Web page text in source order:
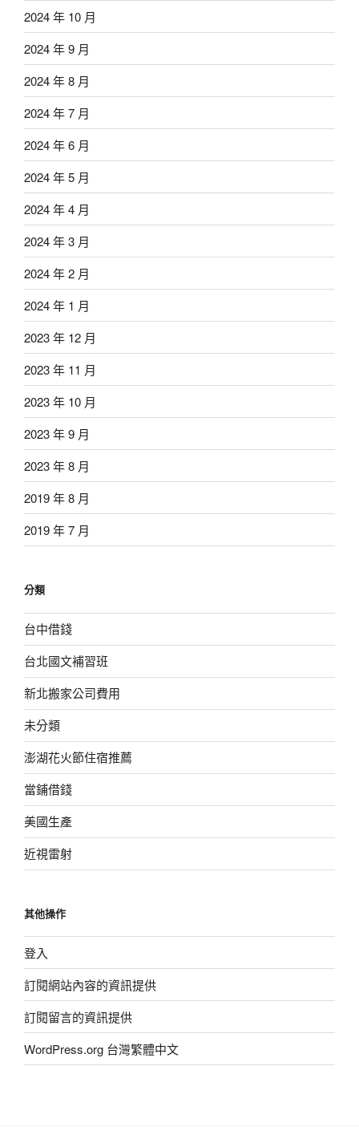
2024 年 10 月
2024 年 9 月
2024 年 8 月
2024 年 7 月
2024 年 6 月
2024 年 5 月
2024 年 4 月
2024 年 3 月
2024 年 2 月
2024 年 1 月
2023 年 12 月
2023 年 11 月
2023 年 10 月
2023 年 9 月
2023 年 8 月
2019 年 8 月
2019 年 7 月
分類
台中借錢
台北國文補習班
新北搬家公司費用
未分類
澎湖花火節住宿推薦
當鋪借錢
美國生產
近視雷射
其他操作
登入
訂閱網站內容的資訊提供
訂閱留言的資訊提供
WordPress.org 台灣繁體中文